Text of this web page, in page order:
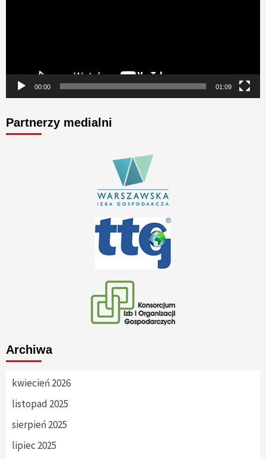
00:00 01:09
Partnerzy medialni
Archiwa
kwiecień 2026
listopad 2025
sierpień 2025
lipiec 2025